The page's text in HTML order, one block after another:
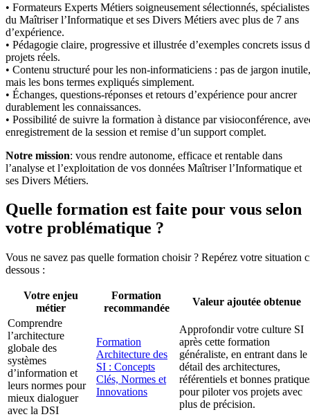
• Formateurs Experts Métiers soigneusement sélectionnés, spécialistes
du Maîtriser l’Informatique et ses Divers Métiers avec plus de 7 ans
d’expérience.
• Pédagogie claire, progressive et illustrée d’exemples concrets issus
projets réels.
• Contenu structuré pour les non-informaticiens : pas de jargon inutile,
mais les bons termes expliqués simplement.
• Échanges, questions-réponses et retours d’expérience pour ancrer
durablement les connaissances.
• Possibilité de suivre la formation à distance par visioconférence,
enregistrement de la session et remise d’un support complet.
Notre mission: vous rendre autonome, efficace et rentable dans
l’analyse et l’exploitation de vos données Maîtriser l’Informatique et
ses Divers Métiers.
Quelle formation est faite pour vous selon
votre problématique ?
Vous ne savez pas quelle formation choisir ? Repérez votre situation
dessous :
Votre enjeu
métier
Formation
recommandée
Valeur ajoutée obtenue
Comprendre
l’architecture
globale des
systèmes
d’information et
leurs normes pour
mieux dialoguer
avec la DSI
Formation
Architecture des
SI : Concepts
Clés, Normes et
Innovations
Approfondir votre culture SI
après cette formation
généraliste, en entrant dans le
détail des architectures,
référentiels et bonnes
pour piloter vos projets avec
plus de précision.